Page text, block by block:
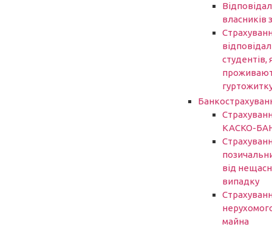
власників
студентів,
КАСКО-
від
випадку
майна